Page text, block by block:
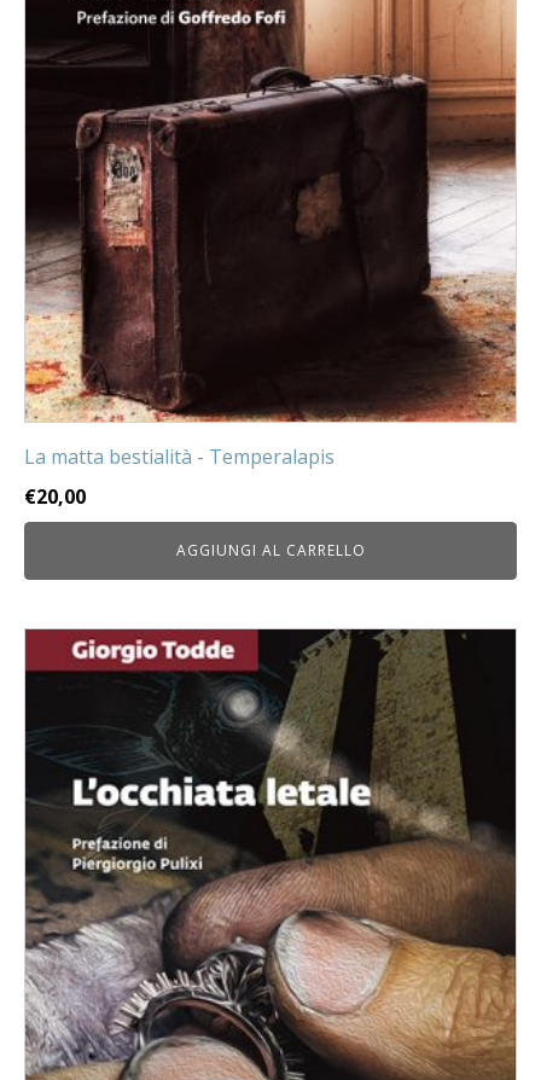
La matta bestialità - Temperalapis
€20,00
AGGIUNGI AL CARRELLO